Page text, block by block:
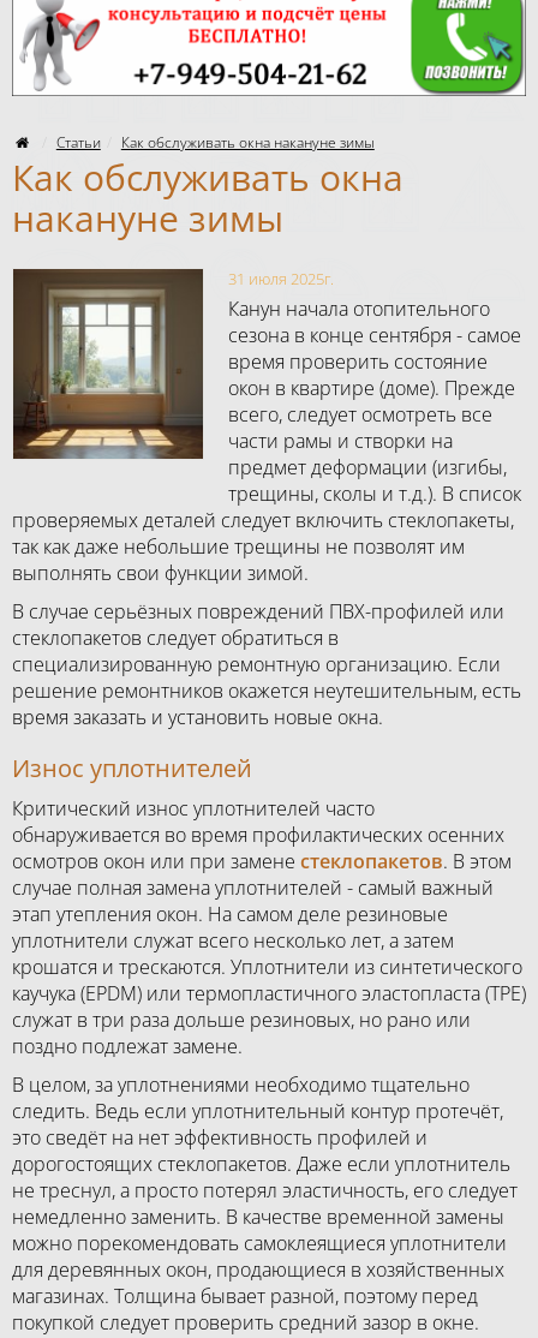
Статьи Как обслуживать окна накануне зимы
Как обслуживать окна
накануне зимы
31 июля 2025г.
Канун начала отопительного
сезона в конце сентября - самое
время проверить состояние
окон в квартире (доме). Прежде
всего, следует осмотреть все
части рамы и створки на
предмет деформации (изгибы,
трещины, сколы и т.д.). В список
проверяемых деталей следует включить стеклопакеты,
так как даже небольшие трещины не позволят им
выполнять свои функции зимой.
В случае серьёзных повреждений ПВХ-профилей или
стеклопакетов следует обратиться в
специализированную ремонтную организацию. Если
решение ремонтников окажется неутешительным, есть
время заказать и установить новые окна.
Износ уплотнителей
Критический износ уплотнителей часто
обнаруживается во время профилактических осенних
осмотров окон или при замене стеклопакетов. В этом
случае полная замена уплотнителей - самый важный
этап утепления окон. На самом деле резиновые
уплотнители служат всего несколько лет, а затем
крошатся и трескаются. Уплотнители из синтетического
каучука (EPDM) или термопластичного эластопласта (TPE)
служат в три раза дольше резиновых, но рано или
поздно подлежат замене.
В целом, за уплотнениями необходимо тщательно
следить. Ведь если уплотнительный контур протечёт,
это сведёт на нет эффективность профилей и
дорогостоящих стеклопакетов. Даже если уплотнитель
не треснул, а просто потерял эластичность, его следует
немедленно заменить. В качестве временной замены
можно порекомендовать самоклеящиеся уплотнители
для деревянных окон, продающиеся в хозяйственных
магазинах. Толщина бывает разной, поэтому перед
покупкой следует проверить средний зазор в окне.